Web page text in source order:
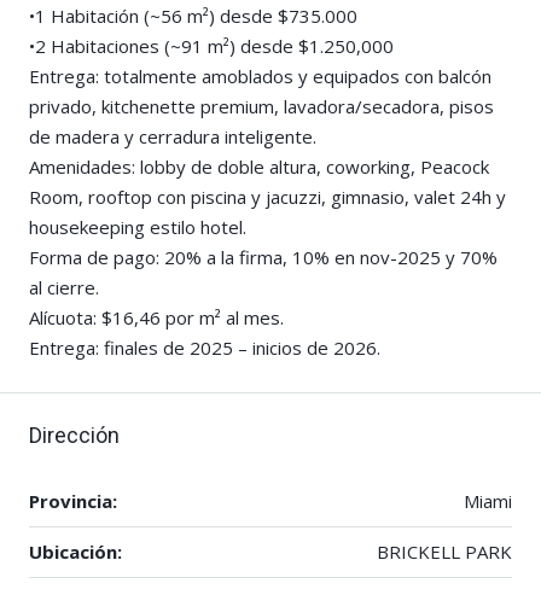
•1 Habitación (~56 m²) desde $735.000
•2 Habitaciones (~91 m²) desde $1.250,000
Entrega: totalmente amoblados y equipados con balcón
privado, kitchenette premium, lavadora/secadora, pisos
de madera y cerradura inteligente.
Amenidades: lobby de doble altura, coworking, Peacock
Room, rooftop con piscina y jacuzzi, gimnasio, valet 24h y
housekeeping estilo hotel.
Forma de pago: 20% a la firma, 10% en nov-2025 y 70%
al cierre.
Alícuota: $16,46 por m² al mes.
Entrega: finales de 2025 – inicios de 2026.
Dirección
Provincia: Miami
Ubicación: BRICKELL PARK